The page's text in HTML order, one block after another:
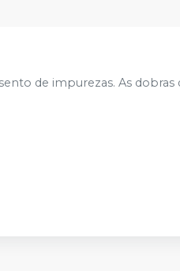
de impurezas. As dobras